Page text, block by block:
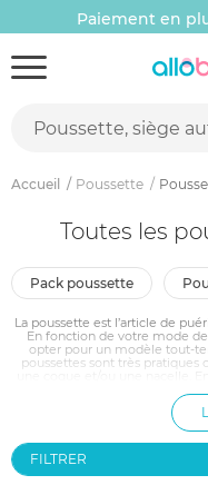
Paiement en
Accueil Poussette
Toutes les
pack poussette
La poussette est l’article de
En fonction de votre mode
opter pour un modèle tout-
poussettes sont très
vous propose toute une
et
FILTRER